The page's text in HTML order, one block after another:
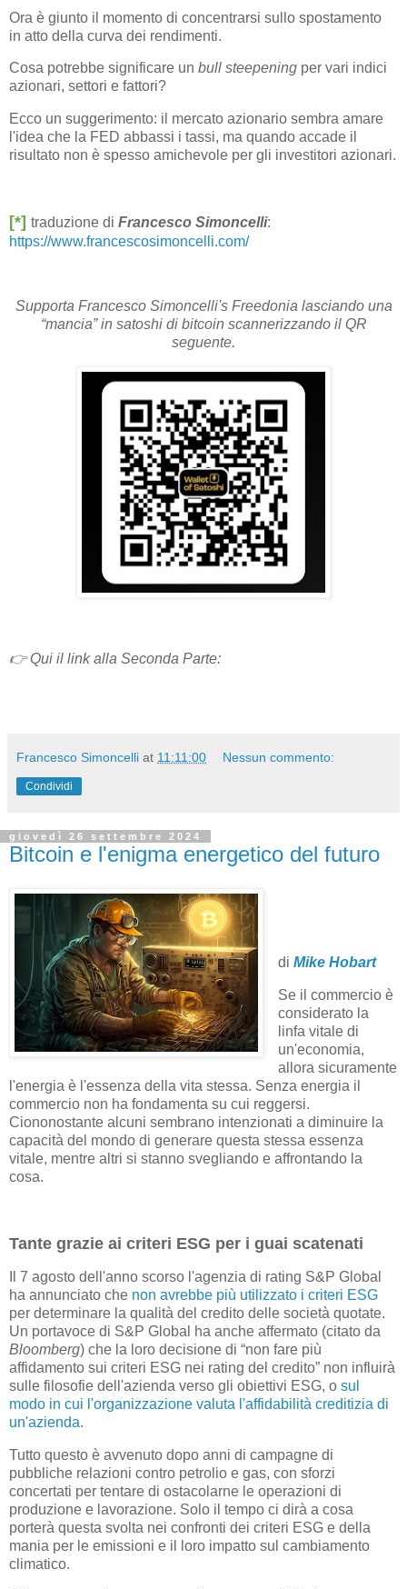
Ora è giunto il momento di concentrarsi sullo spostamento
in atto della curva dei rendimenti.
Cosa potrebbe significare un bull steepening per vari indici
azionari, settori e fattori?
Ecco un suggerimento: il mercato azionario sembra amare
l'idea che la FED abbassi i tassi, ma quando accade il
risultato non è spesso amichevole per gli investitori azionari.
[*] traduzione di Francesco Simoncelli:
https://www.francescosimoncelli.com/
Supporta Francesco Simoncelli's Freedonia lasciando una
“mancia” in satoshi di bitcoin scannerizzando il QR
seguente.
👉Qui il link alla Seconda Parte:
Francesco Simoncelli at 11:11:00 Nessun commento:
Condividi
giovedì 26 settembre 2024
Bitcoin e l'enigma energetico del futuro
di Mike Hobart
Se il commercio è
considerato la
linfa vitale di
un'economia,
allora sicuramente
l'energia è l'essenza della vita stessa. Senza energia il
commercio non ha fondamenta su cui reggersi.
Ciononostante alcuni sembrano intenzionati a diminuire la
capacità del mondo di generare questa stessa essenza
vitale, mentre altri si stanno svegliando e affrontando la
cosa.
Tante grazie ai criteri ESG per i guai scatenati
Il 7 agosto dell'anno scorso l'agenzia di rating S&P Global
ha annunciato che non avrebbe più utilizzato i criteri ESG
per determinare la qualità del credito delle società quotate.
Un portavoce di S&P Global ha anche affermato (citato da
Bloomberg) che la loro decisione di “non fare più
affidamento sui criteri ESG nei rating del credito” non influirà
sulle filosofie dell'azienda verso gli obiettivi ESG, o sul
modo in cui l'organizzazione valuta l'affidabilità creditizia di
un'azienda.
Tutto questo è avvenuto dopo anni di campagne di
pubbliche relazioni contro petrolio e gas, con sforzi
concertati per tentare di ostacolarne le operazioni di
produzione e lavorazione. Solo il tempo ci dirà a cosa
porterà questa svolta nei confronti dei criteri ESG e della
mania per le emissioni e il loro impatto sul cambiamento
climatico.